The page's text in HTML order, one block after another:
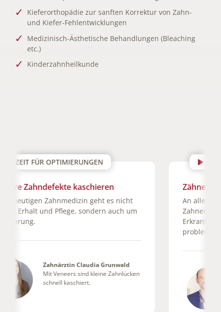
Kieferorthopädie zur sanften Korrektur von Zahn-
und Kiefer-Fehlentwicklungen
Medizinisch-Ästhetische Behandlungen (Bleaching
etc.)
Kinderzahnheilkunde
ZEIT FÜR ZAHNERHALTUNG
Zähne erhalten
An allererster Stelle steht für uns immer der
Zahnerhalt. Früh erkannt, lassen sich
Dr. Joachim Beck Mußotter